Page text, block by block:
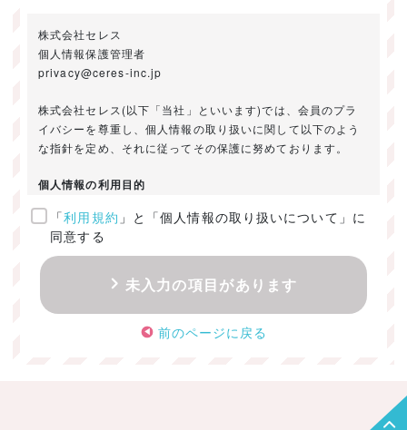
株式会社セレス
個人情報保護管理者
privacy@ceres-inc.jp
株式会社セレス(以下「当社」といいます)では、会員のプラ
イバシーを尊重し、個人情報の取り扱いに関して以下のよう
な指針を定め、それに従ってその保護に努めております。
個人情報の利用目的
ご提供いただきました個人情報は、以下のためにのみ利用い
たします。
・お問い合わせに対する回答及び資料送付のご連絡
・当社のお客様向けサービスの提供
・本人確認
・サービスの開発・改善のための分析
「利用規約 」と「個人情報の取り扱いについて」に
同意する
未入力の項目があります
前のページに戻る